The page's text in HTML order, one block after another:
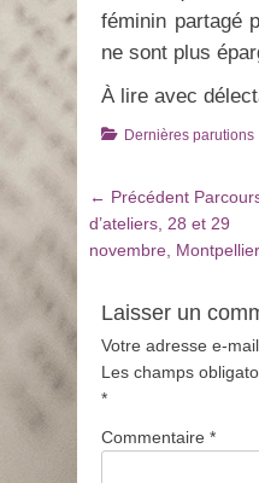
féminin partagé
ne sont plus
À lire avec
Catégories
Dernières parutions
Navigation
de
l’article
← Précédent Article
précédent
:
d’ateliers, 28 et 29
novembre, Montpellier
Laisser un
Votre adresse e-
Les champs
*
Commentaire *